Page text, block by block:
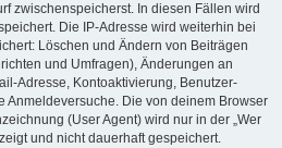
zwischenspeicherst. In diesen Fällen wird
Die IP-Adresse wird weiterhin bei
Löschen und Ändern von Beiträgen
und Umfragen), Änderungen an
Adresse, Kontoaktivierung, Benutzer-
Anmeldeversuche. Die von deinem Browser
(User Agent) wird nur in der „Wer
und nicht dauerhaft gespeichert.